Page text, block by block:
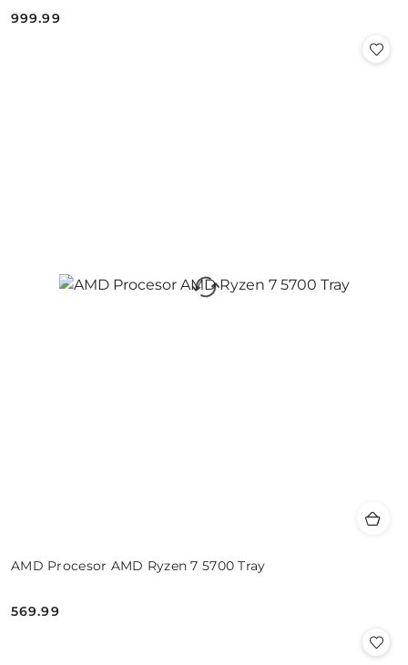
Cena:
999.99
AMD Procesor AMD Ryzen 7 5700 Tray
Cena:
569.99